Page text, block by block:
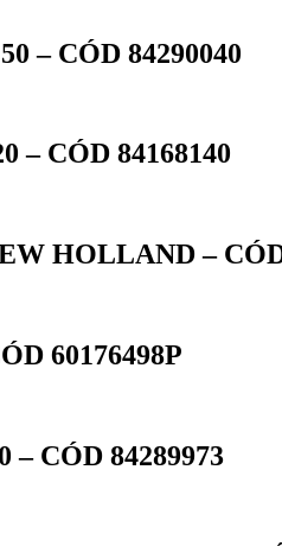
– CÓD 84290040
– CÓD 84168140
HOLLAND –
60176498P
– CÓD 84289973